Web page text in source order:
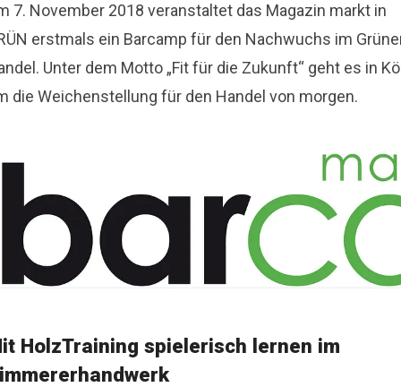
7. November 2018 veranstaltet das Magazin markt in
erstmals ein Barcamp für den Nachwuchs im
Unter dem Motto „Fit für die Zukunft“ geht es in
die Weichenstellung für den Handel von morgen.
HolzTraining spielerisch lernen im